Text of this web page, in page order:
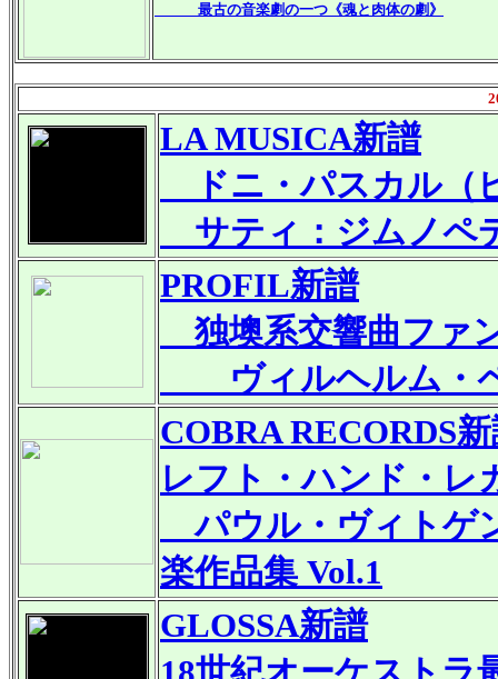
最古の音楽劇の一つ《魂と肉体の劇》
LA MUSICA新譜
ドニ・パスカル（
サティ：ジムノペ
PROFIL新譜
独墺系交響曲ファ
ヴィルヘルム・ペ
COBRA RECORDS
レフト・ハンド・レ
パウル・ヴィトゲ
楽作品集 Vol.1
GLOSSA新譜